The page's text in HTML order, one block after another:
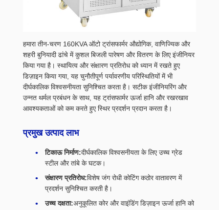
हमारा तीन-चरण 160KVA ऑटो ट्रांसफार्मर औद्योगिक, वाणिज्यिक और
शहरी बुनियादी ढांचे में कुशल बिजली पारेषण और वितरण के लिए इंजीनियर
किया गया है। स्थायित्व और संक्षारण प्रतिरोध को ध्यान में रखते हुए
डिज़ाइन किया गया, यह चुनौतीपूर्ण पर्यावरणीय परिस्थितियों में भी
दीर्घकालिक विश्वसनीयता सुनिश्चित करता है। सटीक इंजीनियरिंग और
उन्नत थर्मल प्रबंधन के साथ, यह ट्रांसफार्मर ऊर्जा हानि और रखरखाव
आवश्यकताओं को कम करते हुए स्थिर प्रदर्शन प्रदान करता है।
प्रमुख उत्पाद लाभ
टिकाऊ निर्माण:दीर्घकालिक विश्वसनीयता के लिए उच्च ग्रेड
स्टील और तांबे के घटक।
संक्षारण प्रतिरोध:विशेष जंग रोधी कोटिंग कठोर वातावरण में
प्रदर्शन सुनिश्चित करती है।
उच्च दक्षता:अनुकूलित कोर और वाइंडिंग डिज़ाइन ऊर्जा हानि को